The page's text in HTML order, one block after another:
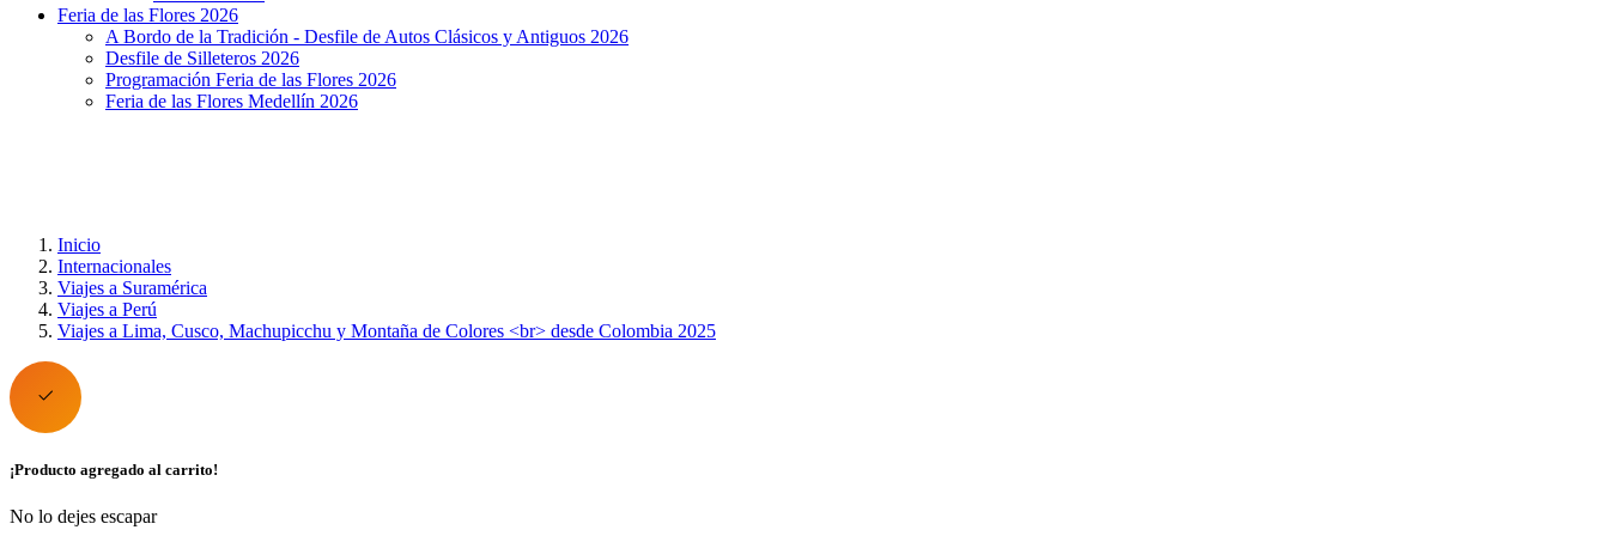
Feria de las Flores 2026
A Bordo de la Tradición - Desfile de Autos Clásicos y Antiguos 2026
Desfile de Silleteros 2026
Programación Feria de las Flores 2026
Feria de las Flores Medellín 2026
Inicio
Internacionales
Viajes a Suramérica
Viajes a Perú
Viajes a Lima, Cusco, Machupicchu y Montaña de Colores <br> desde Colombia 2025
¡Producto agregado al carrito!
No lo dejes escapar